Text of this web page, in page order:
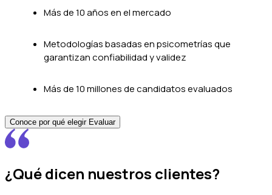
Más de 10 años en el mercado
Metodologías basadas en psicometrías que
garantizan confiabilidad y validez
Más de 10 millones de candidatos evaluados
Conoce por qué elegir Evaluar
¿Qué dicen nuestros clientes?